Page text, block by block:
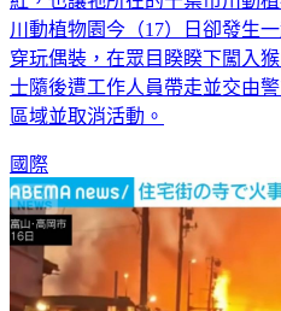
川動植物園今（17）日卻發生
穿玩偶裝，在眾目睽睽下闖入
士隨後遭工作人員帶走並交由
區域並取消活動。
國際